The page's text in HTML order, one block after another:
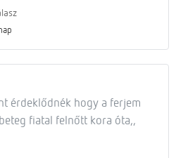
érdeklődnék hogy a ferjem
fiatal felnőtt kora óta,,